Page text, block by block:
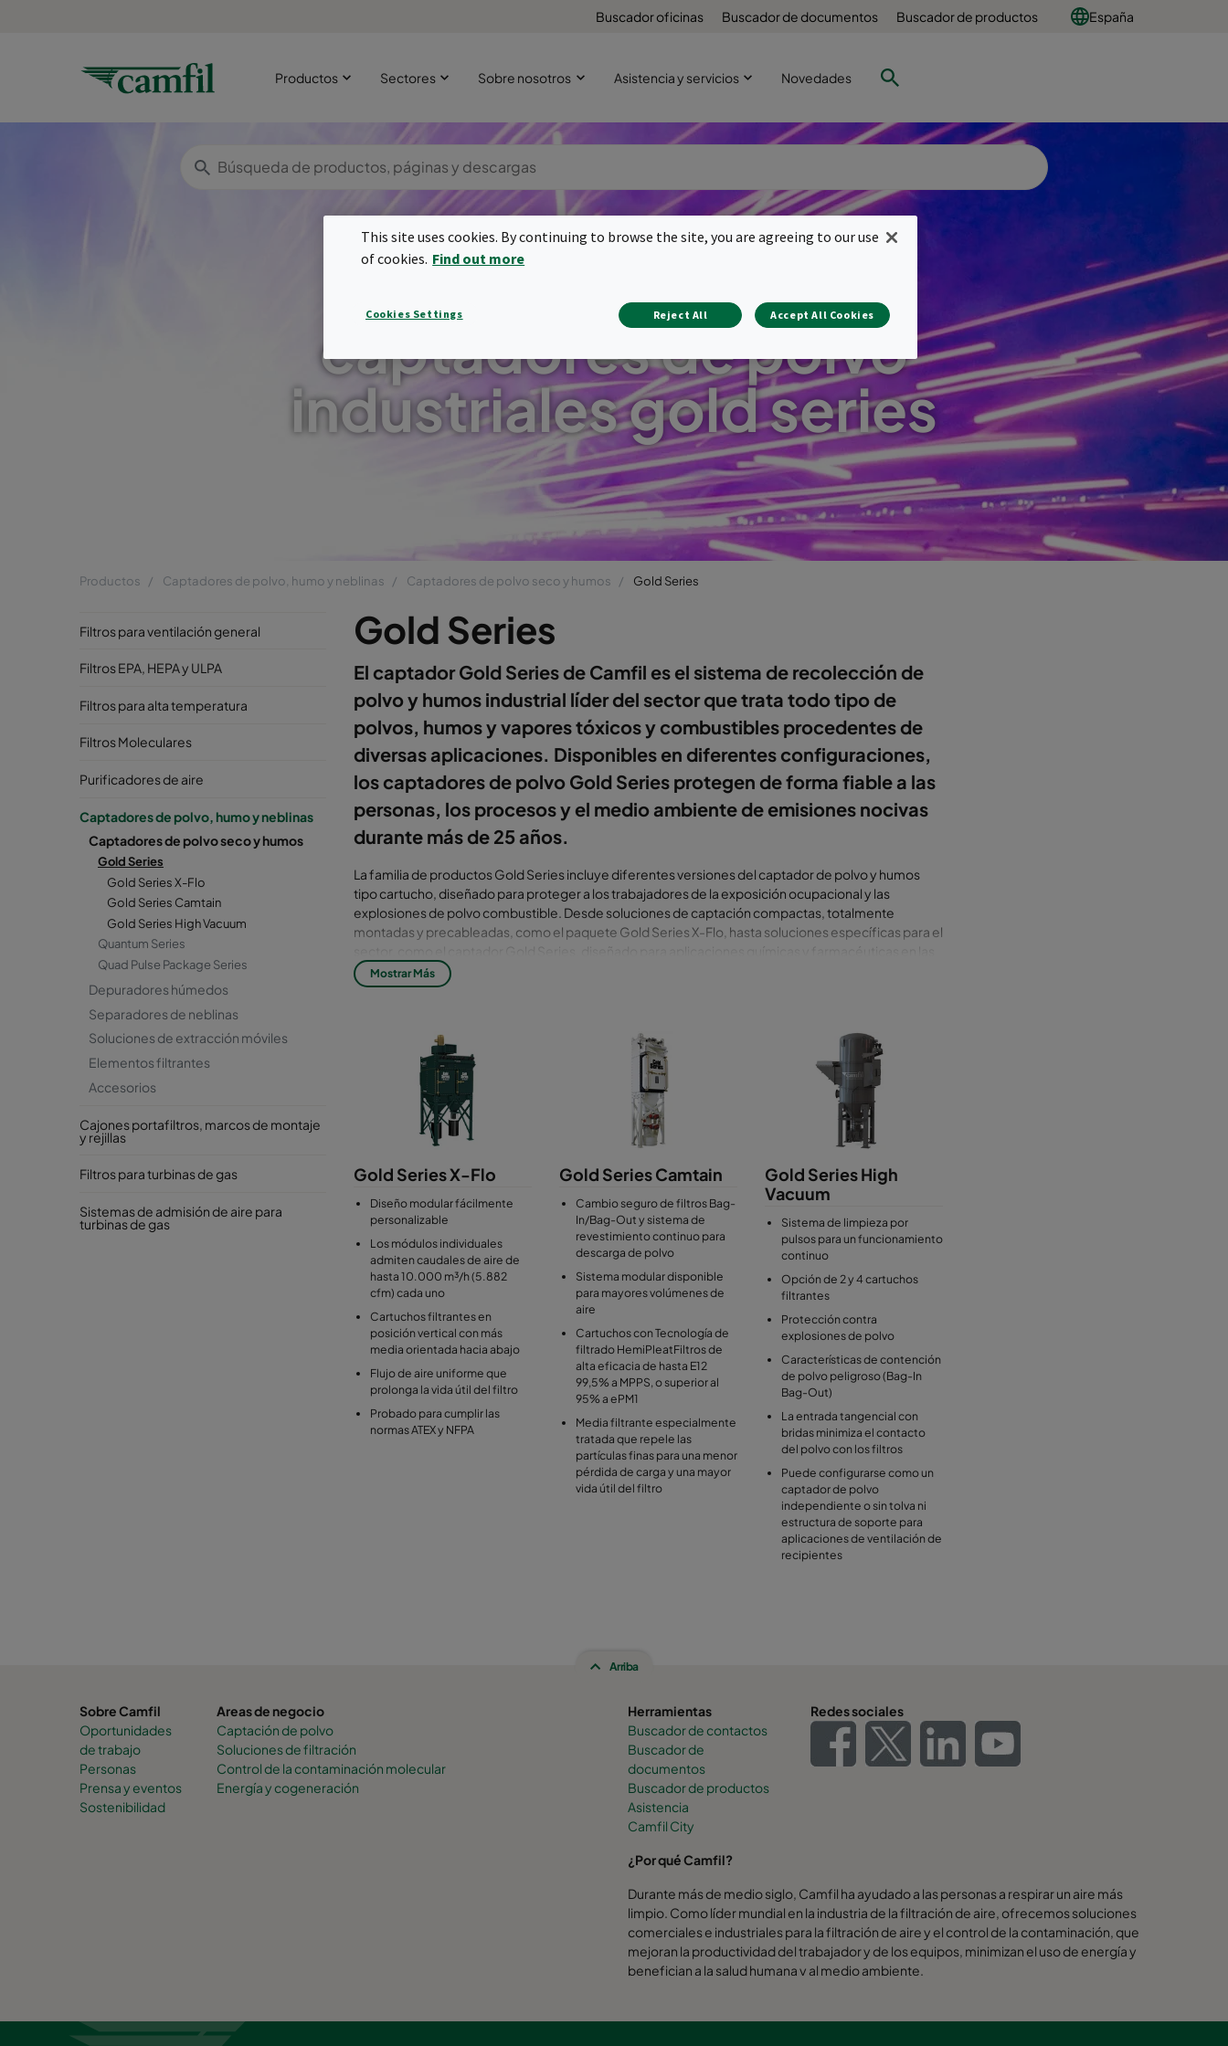
Buscador oficinas Buscador de documentos Buscador de productos España
Productos Sectores Sobre nosotros Asistencia y servicios Novedades
captadores de polvo
industriales gold series
Productos Captadores de polvo, humo y neblinas Captadores de polvo seco y humos Gold Series
Filtros para ventilación general
Filtros EPA, HEPA y ULPA
Filtros para alta temperatura
Filtros Moleculares
Purificadores de aire
Captadores de polvo, humo y neblinas
Captadores de polvo seco y humos
Gold Series
Gold Series X-Flo
Gold Series Camtain
Gold Series High Vacuum
Quantum Series
Quad Pulse Package Series
Depuradores húmedos
Separadores de neblinas
Soluciones de extracción móviles
Elementos filtrantes
Accesorios
Cajones portafiltros, marcos de montaje
y rejillas
Filtros para turbinas de gas
Sistemas de admisión de aire para
turbinas de gas
Gold Series
El captador Gold Series de Camfil es el sistema de recolección de
polvo y humos industrial líder del sector que trata todo tipo de
polvos, humos y vapores tóxicos y combustibles procedentes de
diversas aplicaciones. Disponibles en diferentes configuraciones,
los captadores de polvo Gold Series protegen de forma fiable a las
personas, los procesos y el medio ambiente de emisiones nocivas
durante más de 25 años.
La familia de productos Gold Series incluye diferentes versiones del captador de polvo y humos
tipo cartucho, diseñado para proteger a los trabajadores de la exposición ocupacional y las
explosiones de polvo combustible. Desde soluciones de captación compactas, totalmente
montadas y precableadas, como el paquete Gold Series X-Flo, hasta soluciones específicas para el
sector, como el captador Gold Series, diseñado para aplicaciones químicas y farmacéuticas en las
que se requiere contención. El producto estrella es el captador de polvo Gold Series X-Flo, que
puede utilizarse para la extracción de polvo en diversas industrias y ofrece el máximo caudal de aire
adaptan a una amplia gama de aplicaciones industriales con volúmenes de aire de pequeños a
grandes. Los cartuchos filtrantes montados verticalmente en los captadores de polvo Gold Series
utilizan la tecnología patentada HemiPleat, que es el enfoque exclusivo de Camfil para crear media
filtrante plisada de alta eficacia que expone más media a la corriente de aire, de modo que se carga
más polvo en el filtro y luego se libera cuando se limpia por pulsos. Las medias filtrantes con
diferentes propiedades proporcionan la mejor eficacia de limpieza para diferentes tipos de polvo,
fáciles de usar y mantener. Las grandes puertas de servicio dan acceso al interior del sistema, el
sistema de barra de sujeción permite un cambio fácil del filtro.
Mostrar Más
Gold Series X-Flo
Diseño modular fácilmente
personalizable
Los módulos individuales
admiten caudales de aire de
hasta 10.000 m³/h (5.882
cfm) cada uno
Cartuchos filtrantes en
posición vertical con más
media orientada hacia abajo
Flujo de aire uniforme que
prolonga la vida útil del filtro
Probado para cumplir las
normas ATEX y NFPA
Gold Series Camtain
Cambio seguro de filtros Bag-
In/Bag-Out y sistema de
revestimiento continuo para
descarga de polvo
Sistema modular disponible
para mayores volúmenes de
aire
Cartuchos con Tecnología de
filtrado HemiPleatFiltros de
alta eficacia de hasta E12
99,5% a MPPS, o superior al
95% a ePM1
Media filtrante especialmente
tratada que repele las
partículas finas para una menor
pérdida de carga y una mayor
vida útil del filtro
Gold Series High
Vacuum
Sistema de limpieza por
pulsos para un funcionamiento
continuo
Opción de 2 y 4 cartuchos
filtrantes
Protección contra
explosiones de polvo
Características de contención
de polvo peligroso (Bag-In
Bag-Out)
La entrada tangencial con
bridas minimiza el contacto
del polvo con los filtros
Puede configurarse como un
captador de polvo
independiente o sin tolva ni
estructura de soporte para
aplicaciones de ventilación de
recipientes
Arriba
Sobre Camfil
Oportunidades
de trabajo
Personas
Prensa y eventos
Sostenibilidad
Areas de negocio
Captación de polvo
Soluciones de filtración
Control de la contaminación molecular
Energía y cogeneración
Herramientas
Buscador de contactos
Buscador de
documentos
Buscador de productos
Asistencia
Camfil City
Redes sociales
¿Por qué Camfil?
Durante más de medio siglo, Camfil ha ayudado a las personas a respirar un aire más
limpio. Como líder mundial en la industria de la filtración de aire, ofrecemos soluciones
comerciales e industriales para la filtración de aire y el control de la contaminación, que
mejoran la productividad del trabajador y de los equipos, minimizan el uso de energía y
benefician a la salud humana y al medio ambiente.
mejores soluciones para nuestro planeta. Es por eso que en cada paso del camino -
This site uses cookies. By continuing to browse the site, you are agreeing to our use
of cookies. Find out more
Cookies Settings Reject All Accept All Cookies